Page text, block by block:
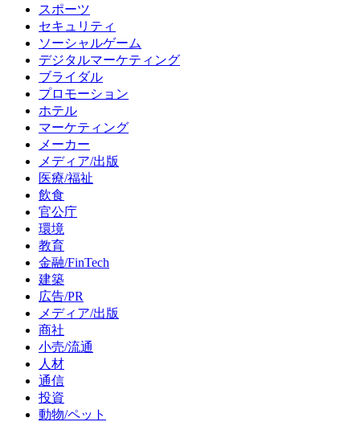
スポーツ
セキュリティ
ソーシャルゲーム
デジタルマーケティング
ブライダル
プロモーション
ホテル
マーケティング
メーカー
メディア/出版
医療/福祉
飲食
官公庁
環境
教育
金融/FinTech
建築
広告/PR
メディア/出版
商社
小売/流通
人材
通信
投資
動物/ペット